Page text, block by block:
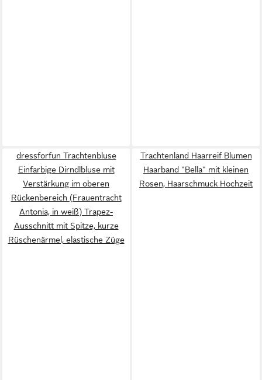
dressforfun Trachtenbluse
Einfarbige Dirndlbluse mit
Verstärkung im oberen
Rückenbereich (Frauentracht
Antonia, in weiß) Trapez-
Ausschnitt mit Spitze, kurze
Rüschenärmel, elastische Züge
Trachtenland Haarreif Blumen
Haarband "Bella" mit kleinen
Rosen, Haarschmuck Hochzeit